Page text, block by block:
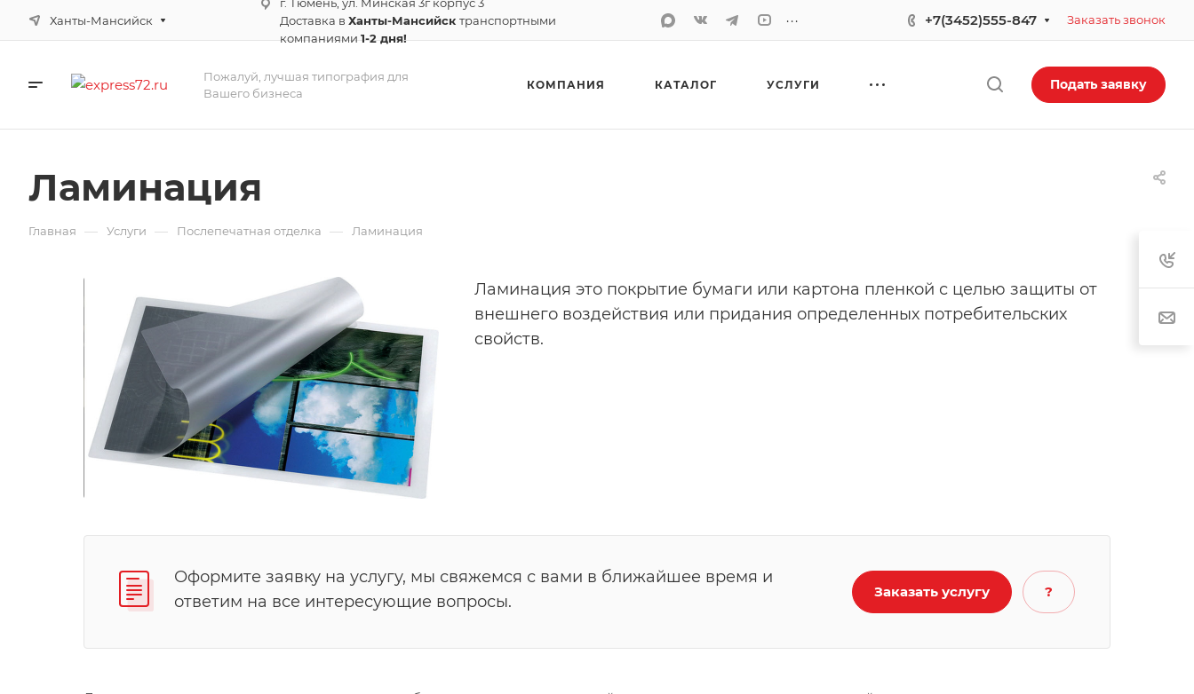
Ханты-Мансийск
Доставка вХанты-Мансийсктранспортными
компаниями1-2 дня!
... +7(3452)555-847 Заказать звонок
Пожалуй, лучшая типография для
Вашего бизнеса
КОМПАНИЯ КАТАЛОГ УСЛУГИ Подать заявку
Ламинация
Главная — Услуги — Послепечатная отделка — Ламинация
Ламинация это покрытие бумаги или картона пленкой с целью защиты от
внешнего воздействия или придания определенных потребительских
свойств.
Оформите заявку на услугу, мы свяжемся с вами в ближайшее время и
ответим на все интересующие вопросы.
Заказать услугу ?